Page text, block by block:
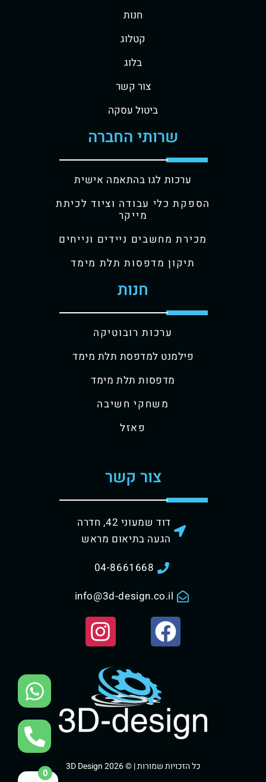
0
חנות
קטלוג
בלוג
צור קשר
ביטול עסקה
שרותי החברה
ערכות לגו בהתאמה אישית
הספקת כלי עבודה וציוד לכיתת
מייקר
מכירת מחשבים ניידים ונייחים
תיקון מדפסות תלת מימד
חנות
ערכות רובוטיקה
פילמנט למדפסת תלת מימד
מדפסות תלת מימד
משחקי חשיבה
פאזל
צור קשר
דוד שמעוני 42, חדרה
הגעה בתיאום מראש
04-8661668
info@3d-design.co.il
כל הזכויות שמורות | © 3D Design 2026